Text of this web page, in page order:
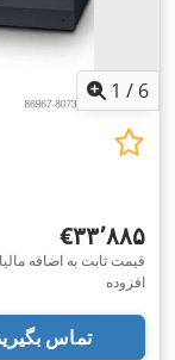
1 / 6
‎€۳۳٬۸۸۵
قیمت ثابت به اضافه
افزوده
تماس